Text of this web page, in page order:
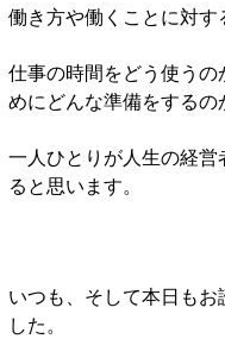
働き方や働くことに対す
仕事の時間をどう使う
めにどんな準備をするの
一人ひとりが人生の経
ると思います。
いつも、そして本日も
した。